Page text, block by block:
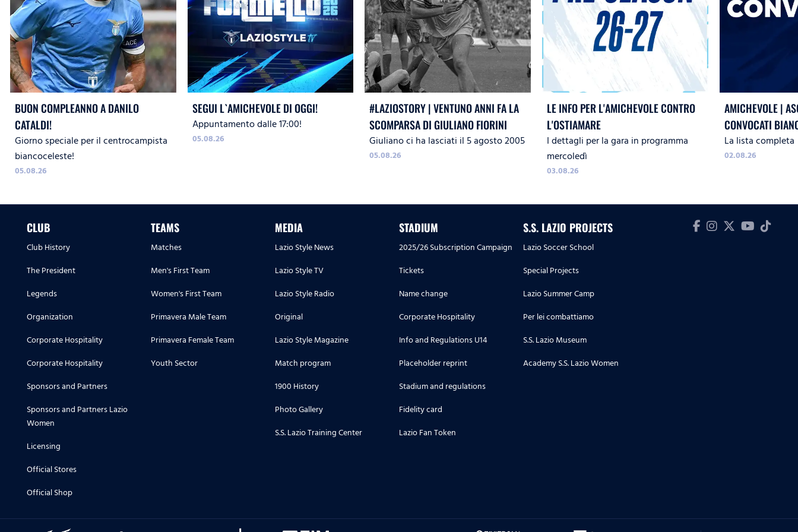
BUON COMPLEANNO A DANILO
CATALDI!
Giorno speciale per il centrocampista
biancoceleste!
05.08.26
SEGUI L`AMICHEVOLE DI OGGI!
Appuntamento dalle 17:00!
05.08.26
#LAZIOSTORY | VENTUNO ANNI FA LA
SCOMPARSA DI GIULIANO FIORINI
Giuliano ci ha lasciati il 5 agosto 2005
05.08.26
LE INFO PER L'AMICHEVOLE CONTRO
L'OSTIAMARE
I dettagli per la gara in programma
mercoledì
03.08.26
AMICHEVOLE |
CONVOCATI
La lista completa
02.08.26
CLUB
Club History
The President
Legends
Organization
Corporate Hospitality
Corporate Hospitality
Sponsors and Partners
Sponsors and Partners Lazio
Women
Licensing
Official Stores
Official Shop
TEAMS
Matches
Men's First Team
Women's First Team
Primavera Male Team
Primavera Female Team
Youth Sector
MEDIA
Lazio Style News
Lazio Style TV
Lazio Style Radio
Original
Lazio Style Magazine
Match program
1900 History
Photo Gallery
S.S. Lazio Training Center
STADIUM
2025/26 Subscription Campaign
Tickets
Name change
Corporate Hospitality
Info and Regulations U14
Placeholder reprint
Stadium and regulations
Fidelity card
Lazio Fan Token
S.S. LAZIO PROJECTS
Lazio Soccer School
Special Projects
Lazio Summer Camp
Per lei combattiamo
S.S. Lazio Museum
Academy S.S. Lazio Women